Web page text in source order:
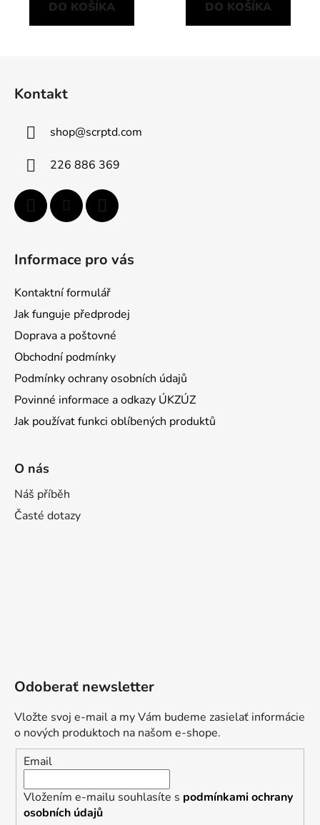
DO KOŠÍKA DO KOŠÍKA
Kontakt
shop@scrptd.com
226 886 369
Informace pro vás
Kontaktní formulář
Jak funguje předprodej
Doprava a poštovné
Obchodní podmínky
Podmínky ochrany osobních údajů
Povinné informace a odkazy ÚKZÚZ
Jak používat funkci oblíbených produktů
O nás
Náš příběh
Časté dotazy
Odoberať newsletter
Vložte svoj e-mail a my Vám budeme zasielať informácie
o nových produktoch na našom e-shope.
Email
Vložením e-mailu souhlasíte s podmínkami ochrany
osobních údajů